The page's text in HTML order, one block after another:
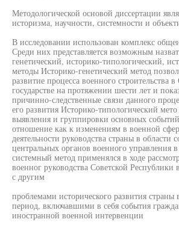
Методологической основой диссертации
историзма, научности, системности и
В исследовании использован комплекс
Среди них представляется возможным
генетический, историко-типологический,
методы Историко-генетический метод
развитие процесса военного строительства
государстве на протяжении шести лет и
причинно-следственные связи данного
его развития Историко-типологический мето
выявления и группировки основных
отношение как к изменениям в военной
деятельности руководства страны в области
центральных органов военного управления
системный метод применялся в ходе
военног руководства Советской Республики
с другим
проблемами исторического развития страны
период, включавшими в себя события
иностранной военной интервенции